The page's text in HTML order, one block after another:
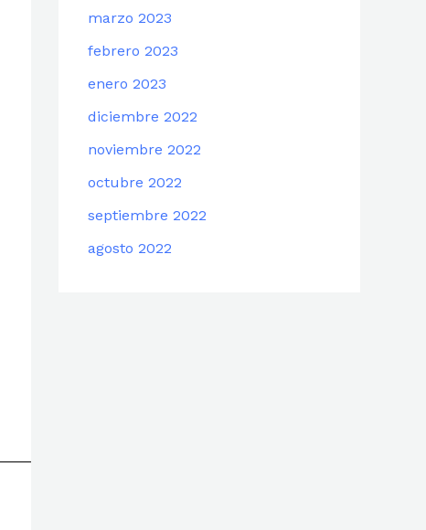
marzo 2023
febrero 2023
enero 2023
diciembre 2022
noviembre 2022
octubre 2022
septiembre 2022
agosto 2022